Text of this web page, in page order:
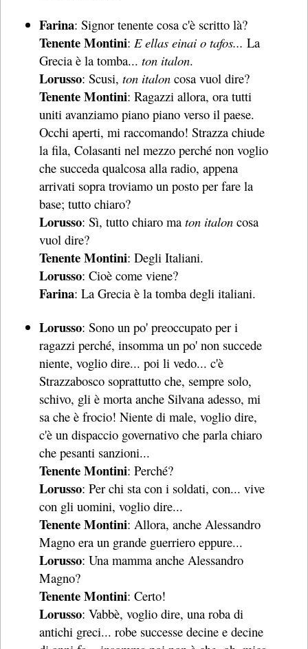
Farina: Signor tenente cosa c'è scritto là?
Tenente Montini:E ellas einai o tafos... La
Grecia è la tomba...ton italon.
Lorusso: Scusi,ton italon cosa vuol dire?
Tenente Montini: Ragazzi allora, ora tutti
uniti avanziamo piano piano verso il paese.
Occhi aperti, mi raccomando! Strazza chiude
la fila, Colasanti nel mezzo perché non voglio
che succeda qualcosa alla radio, appena
arrivati sopra troviamo un posto per fare la
base; tutto chiaro?
Lorusso: Sì, tutto chiaro maton italon cosa
vuol dire?
Tenente Montini: Degli Italiani.
Lorusso: Cioè come viene?
Farina: La Grecia è la tomba degli italiani.
Lorusso: Sono un po' preoccupato per i
ragazzi perché, insomma un po' non succede
niente, voglio dire... poi li vedo... c'è
Strazzabosco soprattutto che, sempre solo,
schivo, gli è morta anche Silvana adesso, mi
sa che è frocio! Niente di male, voglio dire,
c'è un dispaccio governativo che parla chiaro
che pesanti sanzioni...
Tenente Montini: Perché?
Lorusso: Per chi sta con i soldati, con... vive
con gli uomini, voglio dire...
Tenente Montini: Allora, anche Alessandro
Magno era un grande guerriero eppure...
Lorusso: Una mamma anche Alessandro
Magno?
Tenente Montini: Certo!
Lorusso: Vabbè, voglio dire, una roba di
antichi greci... robe successe decine e decine